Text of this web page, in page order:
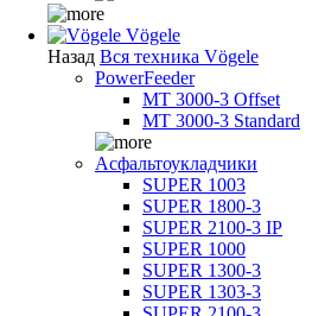
Vögele
Назад Вся техника Vögele
PowerFeeder
MT 3000-3 Offset
MT 3000-3 Standard
Асфальтоукладчики
SUPER 1003
SUPER 1800-3
SUPER 2100-3 IP
SUPER 1000
SUPER 1300-3
SUPER 1303-3